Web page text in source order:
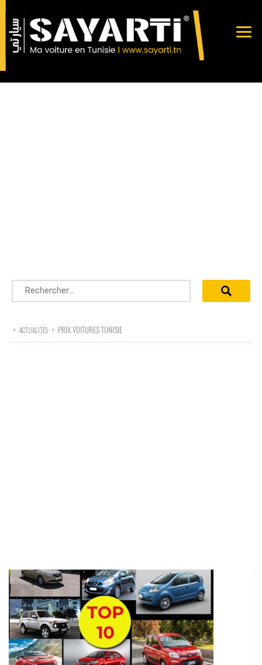
Rechercher :
> ACTUALITÉS > PRIX VOITURES TUNISIE